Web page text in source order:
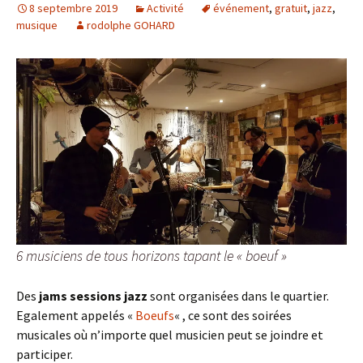
8 septembre 2019 Activité événement, gratuit, jazz,
musique
rodolphe GOHARD
6 musiciens de tous horizons tapant le « boeuf »
Des jams sessions jazz sont organisées dans le quartier.
Egalement appelés « Boeufs« , ce sont des soirées
musicales où n’importe quel musicien peut se joindre et
participer.